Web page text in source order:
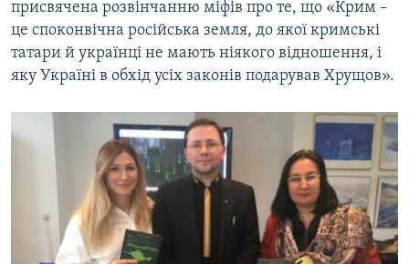
присвячена розвінчанню міфів про те, що «Крим –
це споконвічна російська земля, до якої кримські
татари й українці не мають ніякого відношення, і
яку Україні в обхід усіх законів подарував Хрущов».